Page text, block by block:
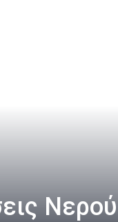
Νερού